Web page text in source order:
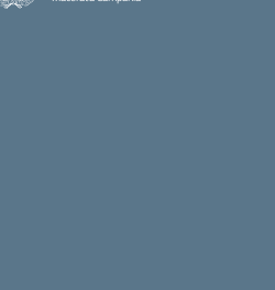
— Visita la pagina iniziale della scuola